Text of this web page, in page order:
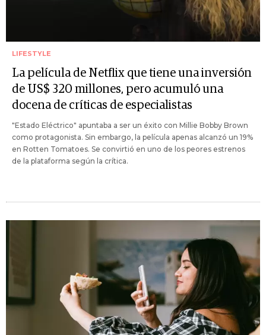
LIFESTYLE
La película de Netflix que tiene una inversión
de US$ 320 millones, pero acumuló una
docena de críticas de especialistas
"Estado Eléctrico" apuntaba a ser un éxito con Millie Bobby Brown
como protagonista. Sin embargo, la película apenas alcanzó un 19%
en Rotten Tomatoes. Se convirtió en uno de los peores estrenos
de la plataforma según la crítica.